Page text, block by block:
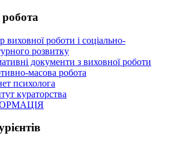
виховної роботи і соціально-
розвитку
документи з виховної роботи
масова робота
психолога
кураторства